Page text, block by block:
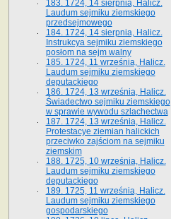
183. 1724, 14 sierpnia, Halicz.
Laudum sejmiku ziemskiego
przedsejmowego
184. 1724, 14 sierpnia, Halicz.
Instrukcya sejmiku ziemskiego
posłom na sejm walny
185. 1724, 11 września, Halicz.
Laudum sejmiku ziemskiego
deputackiego
186. 1724, 13 września, Halicz.
Świadectwo sejmiku ziemskiego
w sprawie wywodu szlachectwa
187. 1724, 13 września, Halicz.
Protestacye ziemian halickich
przeciwko zajściom na sejmiku
ziemskim
188. 1725, 10 września, Halicz.
Laudum sejmiku ziemskiego
deputackiego
189. 1725, 11 września, Halicz.
Laudum sejmiku ziemskiego
gospodarskiego